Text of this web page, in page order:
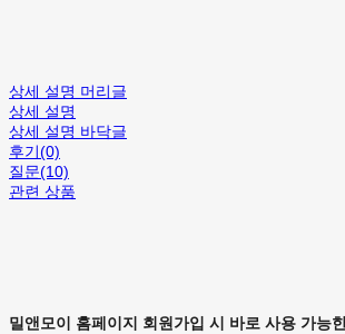
상세 설명 머리글
상세 설명
상세 설명 바닥글
후기(0)
질문(10)
관련 상품
밀앤모이 홈페이지 회원가입 시 바로 사용 가능